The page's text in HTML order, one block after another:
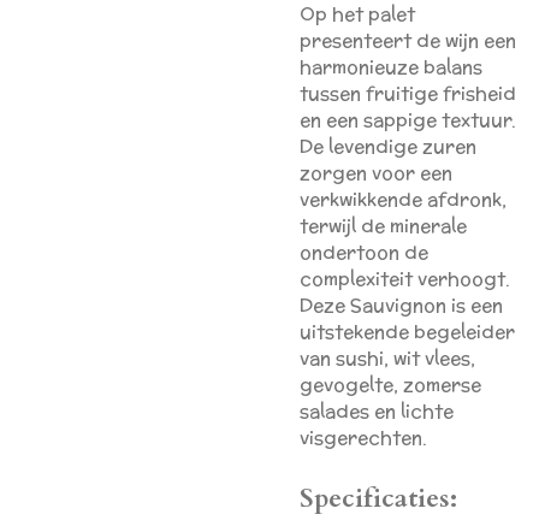
Op het palet
presenteert de wijn een
harmonieuze balans
tussen fruitige frisheid
en een sappige textuur.
De levendige zuren
zorgen voor een
verkwikkende afdronk,
terwijl de minerale
ondertoon de
complexiteit verhoogt.
Deze Sauvignon is een
uitstekende begeleider
van sushi, wit vlees,
gevogelte, zomerse
salades en lichte
visgerechten.
Specificaties: